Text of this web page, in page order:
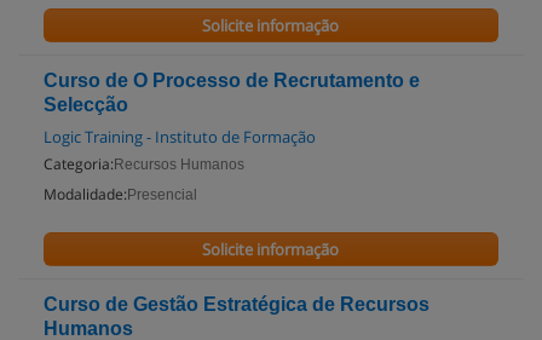
Solicite informação
Curso de O Processo de Recrutamento e
Selecção
Logic Training - Instituto de Formação
Categoria: Recursos Humanos
Modalidade: Presencial
Solicite informação
Curso de Gestão Estratégica de Recursos
Humanos